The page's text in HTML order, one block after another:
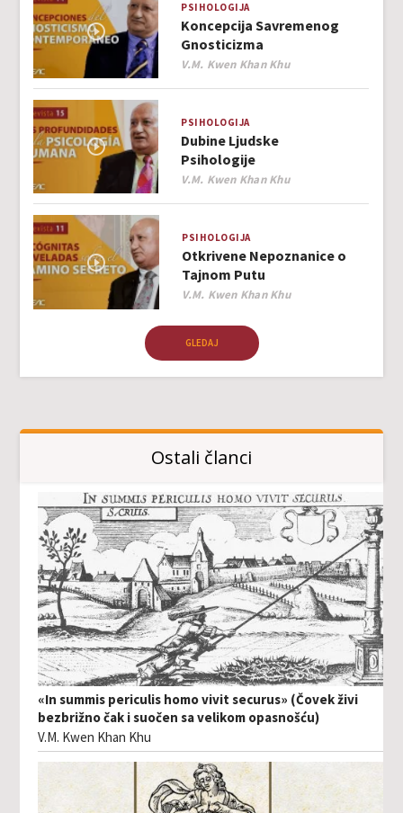
PSIHOLOGIJA
Koncepcija Savremenog
Gnosticizma
Author
V.M. Kwen Khan Khu
PSIHOLOGIJA
Dubine Ljudske
Psihologije
Author
V.M. Kwen Khan Khu
PSIHOLOGIJA
Otkrivene Nepoznanice o
Tajnom Putu
Author
V.M. Kwen Khan Khu
GLEDAJ
Ostali članci
«In summis periculis homo vivit securus» (Čovek živi
bezbrižno čak i suočen sa velikom opasnošću)
V.M. Kwen Khan Khu